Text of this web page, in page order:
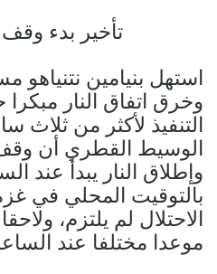
تأخير بدء وقف
استهل بنيامين
وخرق اتفاق النار
التنفيذ لأكثر من ثلاث
الوسيط القطري أن
بالتوقيت المحلي في
الاحتلال لم يلتزم،
موعدا مختلفا عند الساعة